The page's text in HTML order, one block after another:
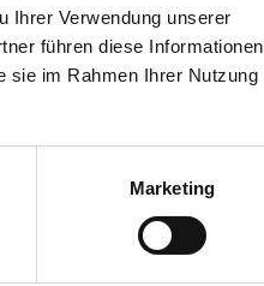
Ihrer Verwendung unserer
führen diese Informationen
sie im Rahmen Ihrer Nutzung
Marketing